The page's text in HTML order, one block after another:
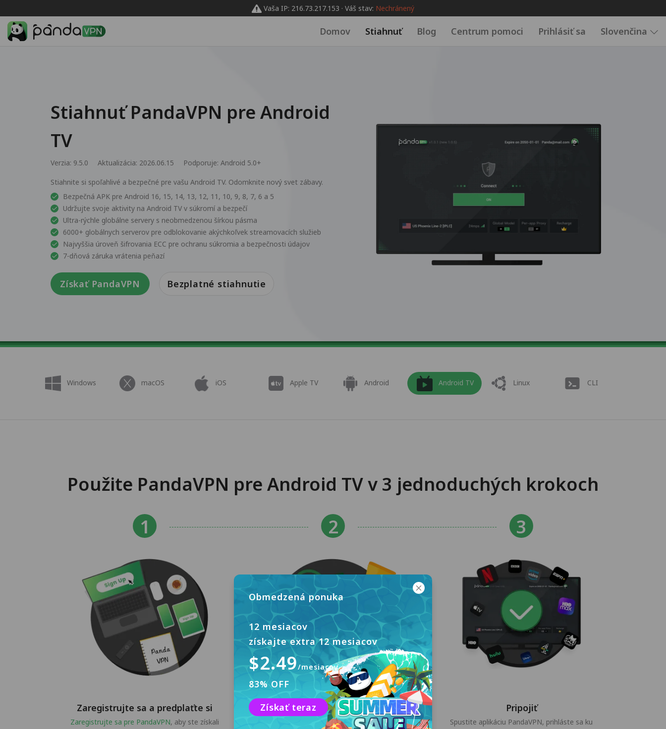
Vaša IP: 216.73.217.153 · Váš stav: Nechránený
Domov Stiahnuť Blog Centrum pomoci Prihlásiť sa Slovenčina
Stiahnuť PandaVPN pre Android
TV
Verzia: 9.5.0 Aktualizácia: 2026.06.15 Podporuje: Android 5.0+
Stiahnite si spoľahlivé a bezpečné pre vašu Android TV. Odomknite nový svet zábavy.
Bezpečná APK pre Android 16, 15, 14, 13, 12, 11, 10, 9, 8, 7, 6 a 5
Udržujte svoje aktivity na Android TV v súkromí a bezpečí
Ultra-rýchle globálne servery s neobmedzenou šírkou pásma
6000+ globálnych serverov pre odblokovanie akýchkoľvek streamovacích služieb
Najvyššia úroveň šifrovania ECC pre ochranu súkromia a bezpečnosti údajov
7-dňová záruka vrátenia peňazí
Získať PandaVPN Bezplatné stiahnutie
Windows macOS iOS Apple TV Android Android TV Linux CLI
Použite PandaVPN pre Android TV v 3 jednoduchých krokoch
Zaregistrujte sa a predplaťte si
Zaregistrujte sa pre PandaVPN, aby ste získali
Stiahnuť a nainštalovať
Kliknite na tlačidlo "Bezplatné stiahnutie"
Pripojiť
Spustite aplikáciu PandaVPN, prihláste sa ku
Obmedzená ponuka
12 mesiacov
získajte extra 12 mesiacov
$2.49/mesiacov
83% OFF
Získať teraz